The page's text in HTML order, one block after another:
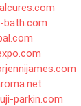
bath.com
parkin.com